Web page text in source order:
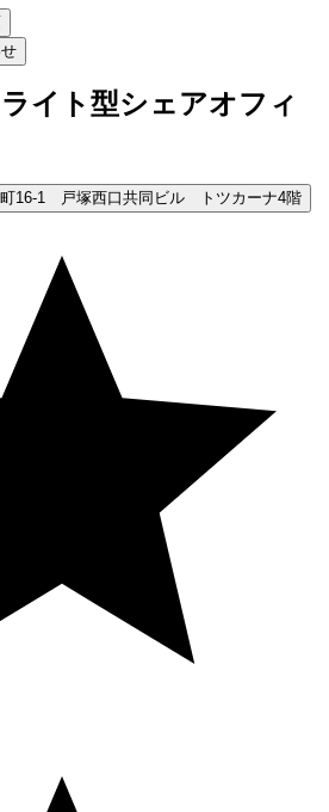
イト型シェアオフィ
町16-1 戸塚西口共同ビル トツカーナ4階